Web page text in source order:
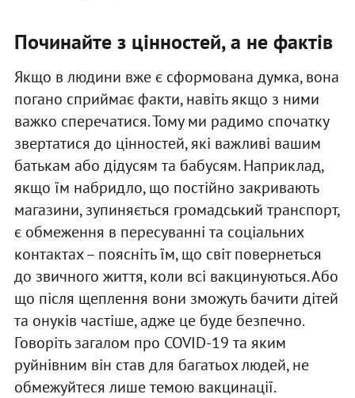
Починайте з цінностей, а не фактів
Якщо в людини вже є сформована думка, вона
погано сприймає факти, навіть якщо з ними
важко сперечатися. Тому ми радимо спочатку
звертатися до цінностей, які важливі вашим
батькам або дідусям та бабусям. Наприклад,
якщо їм набридло, що постійно закривають
магазини, зупиняється громадський транспорт,
є обмеження в пересуванні та соціальних
контактах – поясніть їм, що світ повернеться
до звичного життя, коли всі вакцинуються. Або
що після щеплення вони зможуть бачити дітей
та онуків частіше, адже це буде безпечно.
Говоріть загалом про COVID-19 та яким
руйнівним він став для багатьох людей, не
обмежуйтеся лише темою вакцинації.